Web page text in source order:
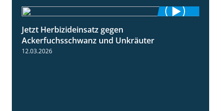
Jetzt Herbizideinsatz gegen
Ackerfuchsschwanz und Unkräuter
12.03.2026